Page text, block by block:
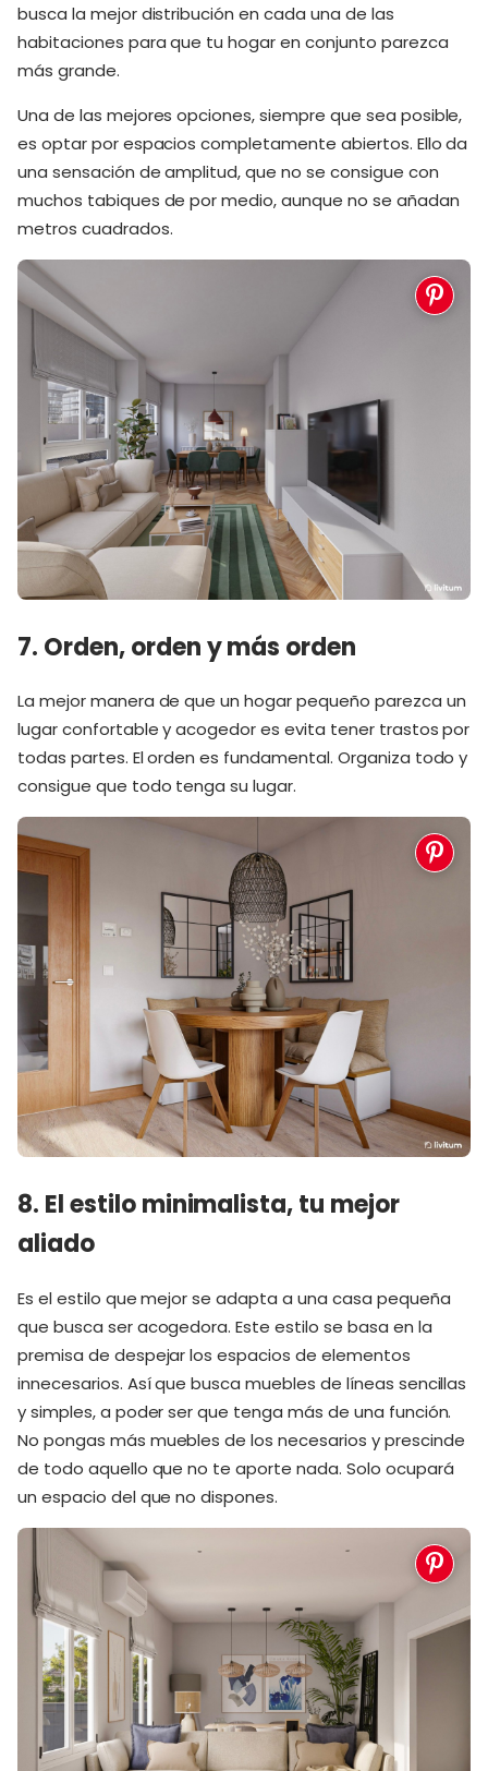
busca la mejor distribución en cada una de las
habitaciones para que tu hogar en conjunto parezca
más grande.
Una de las mejores opciones, siempre que sea posible,
es optar por espacios completamente abiertos. Ello da
una sensación de amplitud, que no se consigue con
muchos tabiques de por medio, aunque no se añadan
metros cuadrados.
7. Orden, orden y más orden
La mejor manera de que un hogar pequeño parezca un
lugar confortable y acogedor es evita tener trastos por
todas partes. El orden es fundamental. Organiza todo y
consigue que todo tenga su lugar.
8. El estilo minimalista, tu mejor
aliado
Es el estilo que mejor se adapta a una casa pequeña
que busca ser acogedora. Este estilo se basa en la
premisa de despejar los espacios de elementos
innecesarios. Así que busca muebles de líneas sencillas
y simples, a poder ser que tenga más de una función.
No pongas más muebles de los necesarios y prescinde
de todo aquello que no te aporte nada. Solo ocupará
un espacio del que no dispones.